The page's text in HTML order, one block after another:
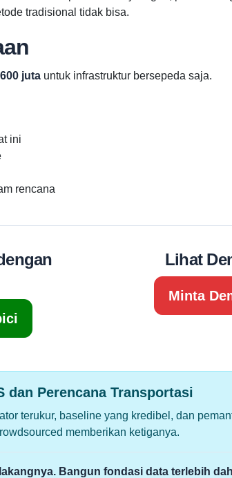
tradisional tidak bisa.
jutauntuk infrastruktur bersepeda saja.
ini
rencana
Lihat
Minta
dan Perencana Transportasi
terukur, baseline yang kredibel, dan
memberikan ketiganya.
Bangun fondasi data terlebih